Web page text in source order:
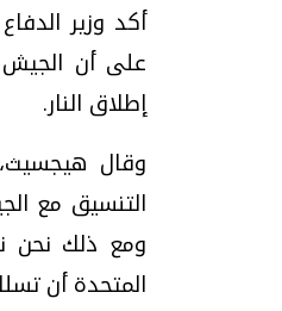
أكد وزير
على أن
إطلاق النار.
وقال هيجسيث،
التنسيق مع
ومع ذلك نحن
المتحدة أن
موجات الطقس الساخنة..